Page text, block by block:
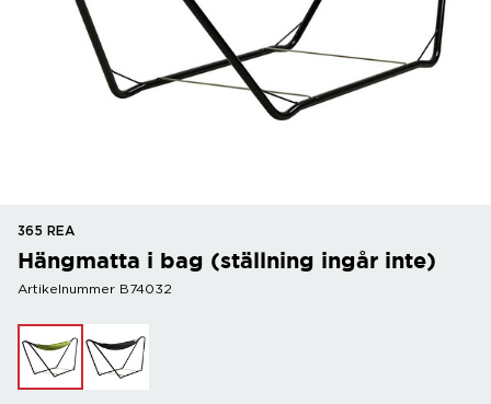
365 REA
Hängmatta i bag (ställning ingår inte)
Artikelnummer B74032